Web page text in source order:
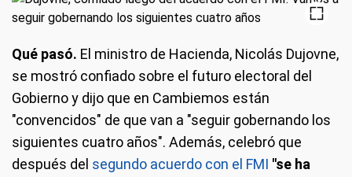
Qué pasó. El ministro de Hacienda, Nicolás Dujovne,
se mostró confiado sobre el futuro electoral del
Gobierno y dijo que en Cambiemos están
"convencidos" de que van a "seguir gobernando los
siguientes cuatro años". Además, celebró que
después del segundo acuerdo con el FMI "se ha